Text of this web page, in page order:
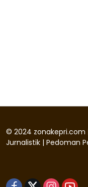
© 2024 zonakepri.com
Jurnalistik | Pedoman